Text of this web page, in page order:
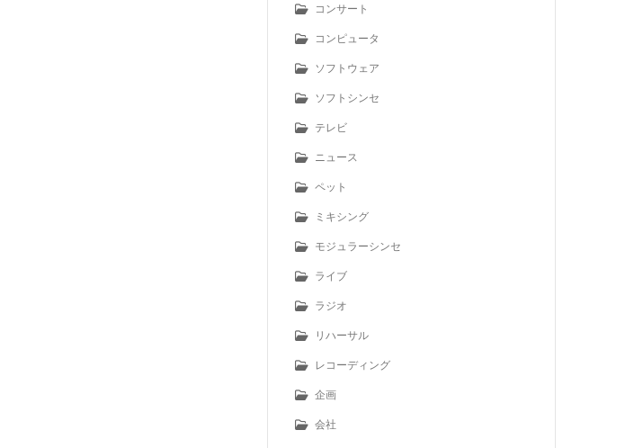
コンサート
コンピュータ
ソフトウェア
ソフトシンセ
テレビ
ニュース
ペット
ミキシング
モジュラーシンセ
ライブ
ラジオ
リハーサル
レコーディング
企画
会社